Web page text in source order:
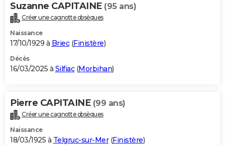
Suzanne CAPITAINE (95 ans)
Créer une cagnotte obsèques
Naissance
17/10/1929 à Briec(Finistère)
Décès
16/03/2025 à Silfiac(Morbihan)
Pierre CAPITAINE (99 ans)
Créer une cagnotte obsèques
Naissance
18/03/1925 à Telgruc-sur-Mer(Finistère)